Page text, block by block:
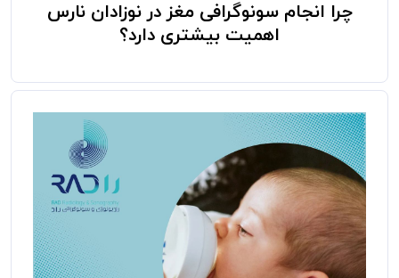
چرا انجام سونوگرافی مغز در نوزادان نارس
اهمیت بیشتری دارد؟